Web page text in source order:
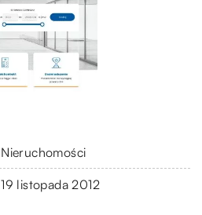
Nieruchomości
19 listopada 2012